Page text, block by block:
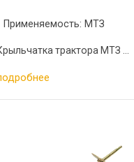
Применяемость: МТЗ
трактора МТЗ ...